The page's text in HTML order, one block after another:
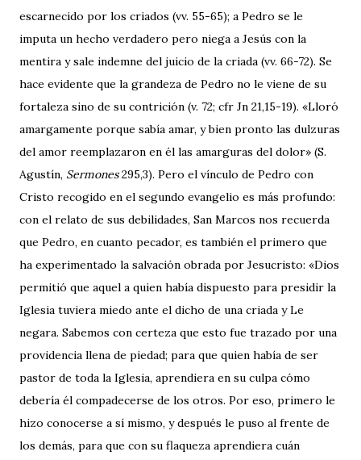
escarnecido por los criados (vv. 55-65); a Pedro se le
imputa un hecho verdadero pero niega a Jesús con la
mentira y sale indemne del juicio de la criada (vv. 66-72). Se
hace evidente que la grandeza de Pedro no le viene de su
fortaleza sino de su contrición (v. 72; cfr Jn 21,15-19). «Lloró
amargamente porque sabía amar, y bien pronto las dulzuras
del amor reemplazaron en él las amarguras del dolor» (S.
Agustín, Sermones295,3). Pero el vínculo de Pedro con
Cristo recogido en el segundo evangelio es más profundo:
con el relato de sus debilidades, San Marcos nos recuerda
que Pedro, en cuanto pecador, es también el primero que
ha experimentado la salvación obrada por Jesucristo: «Dios
permitió que aquel a quien había dispuesto para presidir la
Iglesia tuviera miedo ante el dicho de una criada y Le
negara. Sabemos con certeza que esto fue trazado por una
providencia llena de piedad; para que quien había de ser
pastor de toda la Iglesia, aprendiera en su culpa cómo
debería él compadecerse de los otros. Por eso, primero le
hizo conocerse a sí mismo, y después le puso al frente de
los demás, para que con su flaqueza aprendiera cuán